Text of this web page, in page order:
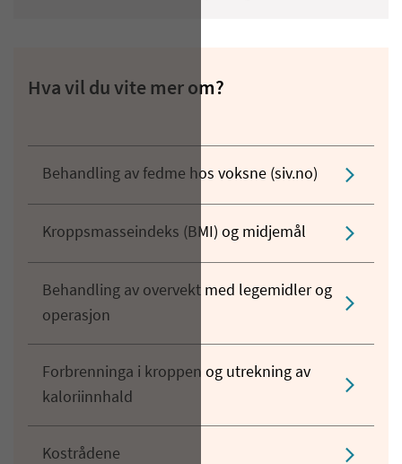
Hva vil du vite mer om?
Behandling av fedme hos voksne (siv.no)
Kroppsmasseindeks (BMI) og midjemål
Behandling av overvekt med legemidler og
operasjon
Forbrenninga i kroppen og utrekning av
kaloriinnhald
Kostrådene